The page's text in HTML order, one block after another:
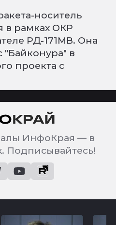
носитель
в рамках ОКР
РД-171МВ. Она
"Байконура" в
проекта с
ИнфоКрая — в
Подписывайтесь!